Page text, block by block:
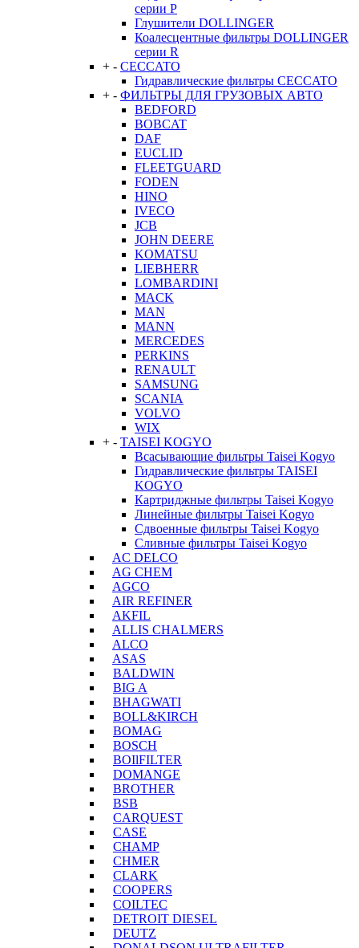
серии P
Глушители DOLLINGER
Коалесцентные фильтры DOLLINGER
серии R
+ - CECCATO
Гидравлические фильтры CECCATO
+ - ФИЛЬТРЫ ДЛЯ ГРУЗОВЫХ АВТО
BEDFORD
BOBCAT
DAF
EUCLID
FLEETGUARD
FODEN
HINO
IVECO
JCB
JOHN DEERE
KOMATSU
LIEBHERR
LOMBARDINI
MACK
MAN
MANN
MERCEDES
PERKINS
RENAULT
SAMSUNG
SCANIA
VOLVO
WIX
+ - TAISEI KOGYO
Всасывающие фильтры Taisei Kogyo
Гидравлические фильтры TAISEI
KOGYO
Картриджные фильтры Taisei Kogyo
Линейные фильтры Taisei Kogyo
Сдвоенные фильтры Taisei Kogyo
Сливные фильтры Taisei Kogyo
AC DELCO
AG CHEM
AGCO
AIR REFINER
AKFIL
ALLIS CHALMERS
ALCO
ASAS
BALDWIN
BIG A
BHAGWATI
BOLL&KIRCH
BOMAG
BOSCH
BOIlFILTER
DOMANGE
BROTHER
BSB
CARQUEST
CASE
CHAMP
CHMER
CLARK
COOPERS
COILTEC
DETROIT DIESEL
DEUTZ